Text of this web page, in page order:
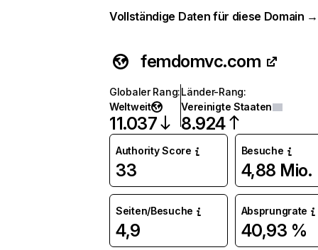
Vollständige Daten für diese Domain →
femdomvc.com
Globaler Rang:
Weltweit
11.037
Länder-Rang:
Vereinigte Staaten
8.924
Authority Score
33
Besuche
4,88 Mio.
Seiten/Besuche
4,9
Absprungrate
40,93 %